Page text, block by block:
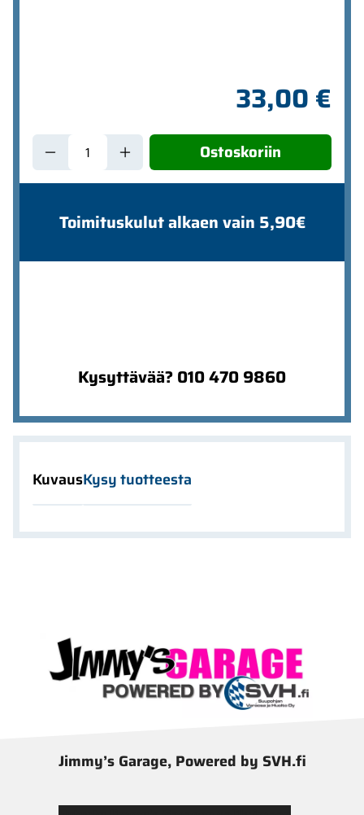
33,00 €
Ostoskoriin
Toimituskulut alkaen vain 5,90€
Kysyttävää? 010 470 9860
KuvausKysy tuotteesta
Jimmy’s Garage, Powered by SVH.fi